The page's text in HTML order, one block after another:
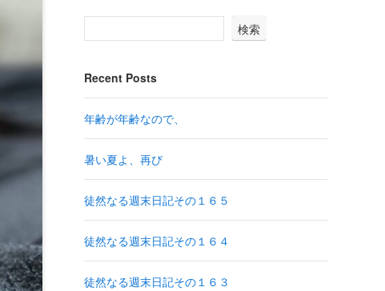
検索
Recent Posts
年齢が年齢なので、
暑い夏よ、再び
徒然なる週末日記その１６５
徒然なる週末日記その１６４
徒然なる週末日記その１６３